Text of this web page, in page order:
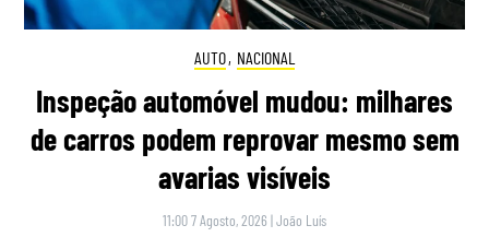
AUTO, NACIONAL
Inspeção automóvel mudou: milhares
de carros podem reprovar mesmo sem
avarias visíveis
11:00 7 Agosto, 2026 |João Luís